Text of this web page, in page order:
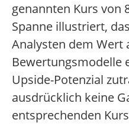
genannten Kurs von
Spanne illustriert,
Analysten dem Wert
Bewertungsmodelle
Upside-Potenzial
ausdrücklich keine
entsprechenden